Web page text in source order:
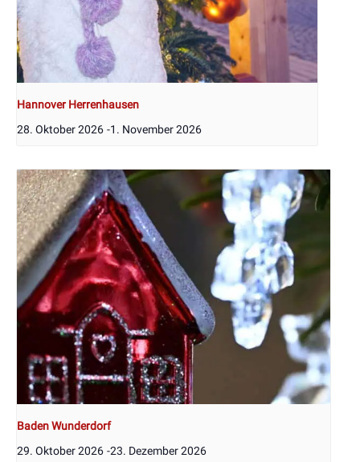
Hannover Herrenhausen
28. Oktober 2026 -1. November 2026
Baden Wunderdorf
29. Oktober 2026 -23. Dezember 2026